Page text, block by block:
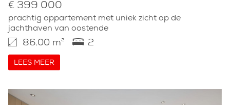
€ 399 000
prachtig appartement met uniek zicht op de
jachthaven van oostende
86.00 m² 2
LEES MEER